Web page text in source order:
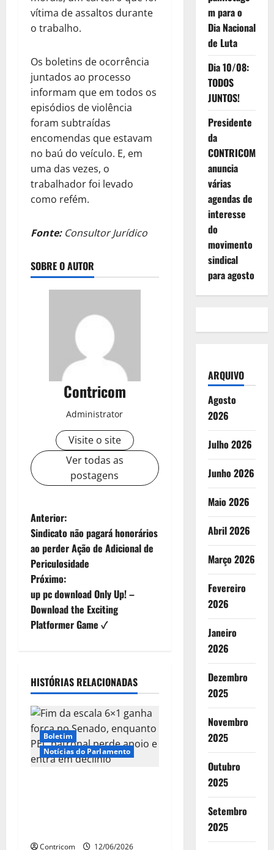
vítima de assaltos durante
o trabalho.
Os boletins de ocorrência
juntados ao processo
informam que em todos os
episódios de violência
foram subtraídas
encomendas que estavam
no baú do veículo. E, em
uma das vezes, o
trabalhador foi levado
como refém.
Fonte:Consultor Jurídico
SOBRE O AUTOR
Contricom
Administrator
Visite o site
Ver todas as
postagens
N
a
v
e
g
ç
ã
o
d
Anterior:
Sindicato não pagará honorários
ao perder Ação de Adicional de
Periculosidade
Próximo:
up pc download Only Up! –
Download the Exciting
Platformer Game ✓
HISTÓRIAS RELACIONADAS
Boletim
Notícias do Parlamento
Contricom 12/06/2026
m para o
Dia Nacional
de Luta
Dia 10/08:
TODOS
JUNTOS!
Presidente
da
CONTRICOM
anuncia
várias
agendas de
interesse
do
movimento
sindical
para agosto
ARQUIVO
Agosto
2026
Julho 2026
Junho 2026
Maio 2026
Abril 2026
Março 2026
Fevereiro
2026
Janeiro
2026
Dezembro
2025
Novembro
2025
Outubro
2025
Setembro
2025